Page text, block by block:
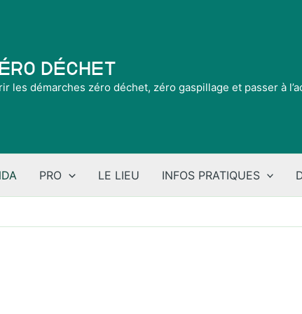
Déchet
les démarches zéro déchet, zéro gaspillage et passer à
PRO LE LIEU INFOS PRATIQUES